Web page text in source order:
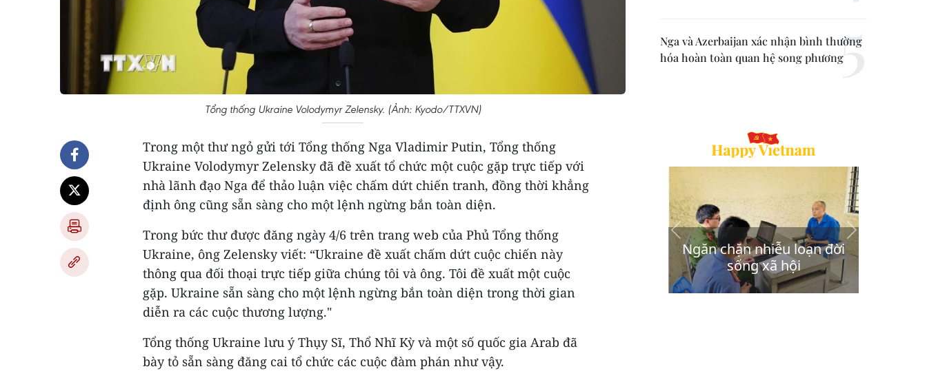
Tổng thống Ukraine Volodymyr Zelensky. (Ảnh: Kyodo/TTXVN)
Trong một thư ngỏ gửi tới Tổng thống Nga Vladimir Putin, Tổng thống
Ukraine Volodymyr Zelensky đã đề xuất tổ chức một cuộc gặp trực tiếp với
nhà lãnh đạo Nga để thảo luận việc chấm dứt chiến tranh, đồng thời khẳng
định ông cũng sẵn sàng cho một lệnh ngừng bắn toàn diện.
Trong bức thư được đăng ngày 4/6 trên trang web của Phủ Tổng thống
Ukraine, ông Zelensky viết: “Ukraine đề xuất chấm dứt cuộc chiến này
thông qua đối thoại trực tiếp giữa chúng tôi và ông. Tôi đề xuất một cuộc
gặp. Ukraine sẵn sàng cho một lệnh ngừng bắn toàn diện trong thời gian
diễn ra các cuộc thương lượng."
Tổng thống Ukraine lưu ý Thụy Sĩ, Thổ Nhĩ Kỳ và một số quốc gia Arab đã
bày tỏ sẵn sàng đăng cai tổ chức các cuộc đàm phán như vậy.
Nga và Azerbaijan xác nhận bình thường
hóa hoàn toàn quan hệ song phương